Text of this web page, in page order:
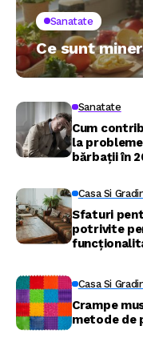
Sanatate
Ce sunt
Sanatate
Cum
la
bărbații în
Casa Si
Sfaturi
potrivite
Casa Si
Crampe
metode de